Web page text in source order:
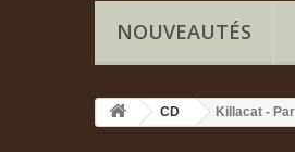
NOUVEAUTÉS
CD Killacat -